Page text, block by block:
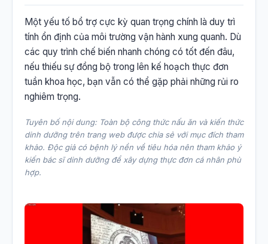
Một yếu tố bổ trợ cực kỳ quan trọng chính là duy trì
tính ổn định của môi trường vận hành xung quanh. Dù
các quy trình chế biến nhanh chóng có tốt đến đâu,
nếu thiếu sự đồng bộ trong lên kế hoạch thực đơn
tuần khoa học, bạn vẫn có thể gặp phải những rủi ro
nghiêm trọng.
Tuyên bố nội dung: Toàn bộ công thức nấu ăn và kiến thức
dinh dưỡng trên trang web được chia sẻ với mục đích tham
khảo. Độc giả có bệnh lý nền về tiêu hóa nên tham khảo ý
kiến bác sĩ dinh dưỡng để xây dựng thực đơn cá nhân phù
hợp.